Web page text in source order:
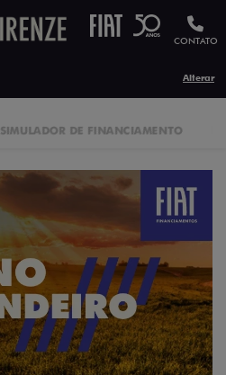
CONTATO
Alterar
SIMULADOR DE FINANCIAMENTO